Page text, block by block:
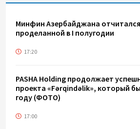
Минфин Азербайджана
проделанной в I полугодии
17:20
PASHA Holding продолжает
проекта «Fərqindəlik», который
году (ФОТО)
17:00